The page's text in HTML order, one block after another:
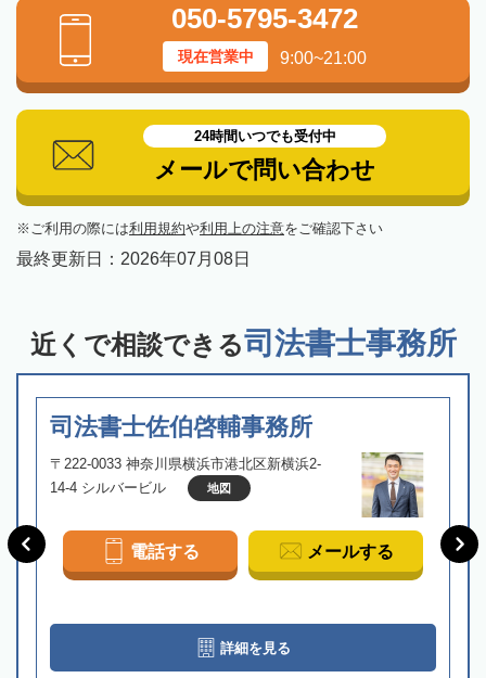
050-5795-3472
現在営業中 9:00~21:00
24時間いつでも受付中
メールで問い合わせ
ご利用の際には利用規約や利用上の注意をご確認下さい
最終更新日： 2026年07月08日
近くで相談できる司法書士事務所
司法書士佐伯啓輔事務所
〒222-0033 神奈川県横浜市港北区新横浜2-
14-4 シルバービル
地図
電話する メールする
詳細を見る